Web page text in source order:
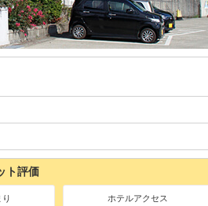
ト評価
ホテルアクセス